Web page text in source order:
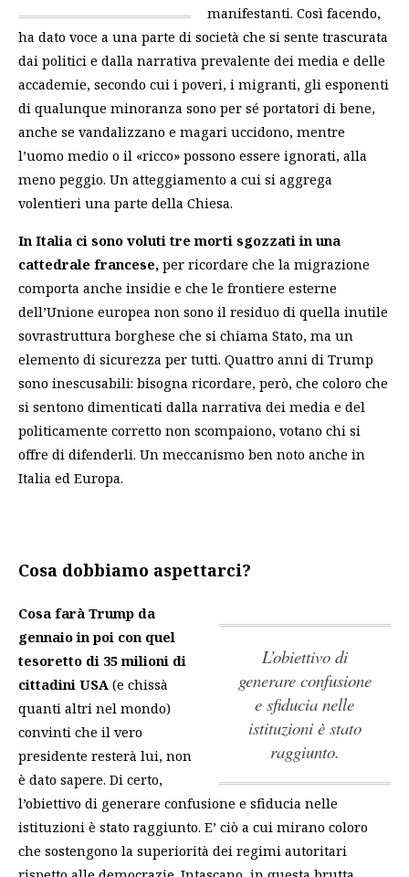
manifestanti. Così facendo,
ha dato voce a una parte di società che si sente trascurata
dai politici e dalla narrativa prevalente dei media e delle
accademie, secondo cui i poveri, i migranti, gli esponenti
di qualunque minoranza sono per sé portatori di bene,
anche se vandalizzano e magari uccidono, mentre
l’uomo medio o il «ricco» possono essere ignorati, alla
meno peggio. Un atteggiamento a cui si aggrega
volentieri una parte della Chiesa.
In Italia ci sono voluti tre morti sgozzati in una
cattedrale francese, per ricordare che la migrazione
comporta anche insidie e che le frontiere esterne
dell’Unione europea non sono il residuo di quella inutile
sovrastruttura borghese che si chiama Stato, ma un
elemento di sicurezza per tutti. Quattro anni di Trump
sono inescusabili: bisogna ricordare, però, che coloro che
si sentono dimenticati dalla narrativa dei media e del
politicamente corretto non scompaiono, votano chi si
offre di difenderli. Un meccanismo ben noto anche in
Italia ed Europa.
Cosa dobbiamo aspettarci?
l’obiettivo di
generare confusione
e sfiducia nelle
istituzioni è stato
raggiunto.
Cosa farà Trump da
gennaio in poi con quel
tesoretto di 35 milioni di
cittadini USA (e chissà
quanti altri nel mondo)
convinti che il vero
presidente resterà lui, non
è dato sapere. Di certo,
l’obiettivo di generare confusione e sfiducia nelle
istituzioni è stato raggiunto. E’ ciò a cui mirano coloro
che sostengono la superiorità dei regimi autoritari